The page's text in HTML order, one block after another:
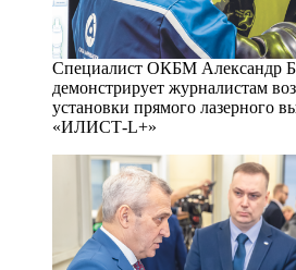
Специалист ОКБМ Александр
демонстрирует журналистам
установки прямого лазерного
«ИЛИСТ-L+»